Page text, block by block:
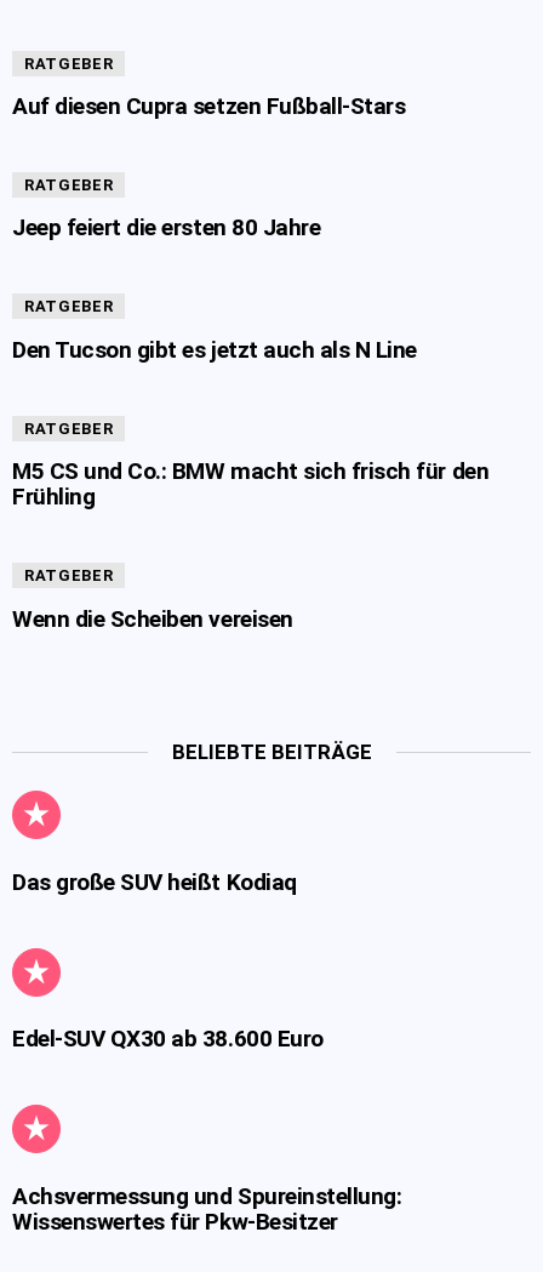
RATGEBER
Auf diesen Cupra setzen Fußball-Stars
RATGEBER
Jeep feiert die ersten 80 Jahre
RATGEBER
Den Tucson gibt es jetzt auch als N Line
RATGEBER
M5 CS und Co.: BMW macht sich frisch für den
Frühling
RATGEBER
Wenn die Scheiben vereisen
BELIEBTE BEITRÄGE
Das große SUV heißt Kodiaq
Edel-SUV QX30 ab 38.600 Euro
Achsvermessung und Spureinstellung:
Wissenswertes für Pkw-Besitzer